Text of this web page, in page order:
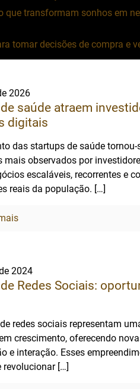
que transformam sonhos em
tomar decisões de compra e
✕
2026
saúde atraem
digitais
das startups de saúde
mais observados por
escaláveis, recorrentes e
reais da população. […]
2024
Redes Sociais:
redes sociais representam
crescimento, oferecendo
e interação. Esses
revolucionar[…]